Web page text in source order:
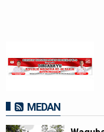
MEDAN